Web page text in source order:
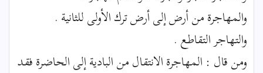
والمهاجرة من أرض إلى أرض ترك الأولى للثانية .
والتهاجر التقاطع .
ومن قال : المهاجرة الانتقال من البادية إلى الحاضرة فقد